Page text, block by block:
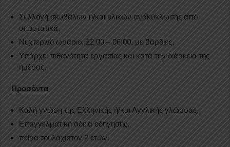
Συλλογή σκυβάλων ή/και υλικών ανακύκλωσης από
υποστατικά,
Νυχτερινό ωράριο, 22:00 – 06:00, με βάρδιες,
Υπάρχει πιθανότητα εργασίας και κατά την διάρκεια της
ημέρας.
Προσόντα
Καλή γνώση της Ελληνικής ή/και Αγγλικής γλώσσας,
Επαγγελματική άδεια οδήγησης,
πείρα τουλάχιστον 2 ετών.